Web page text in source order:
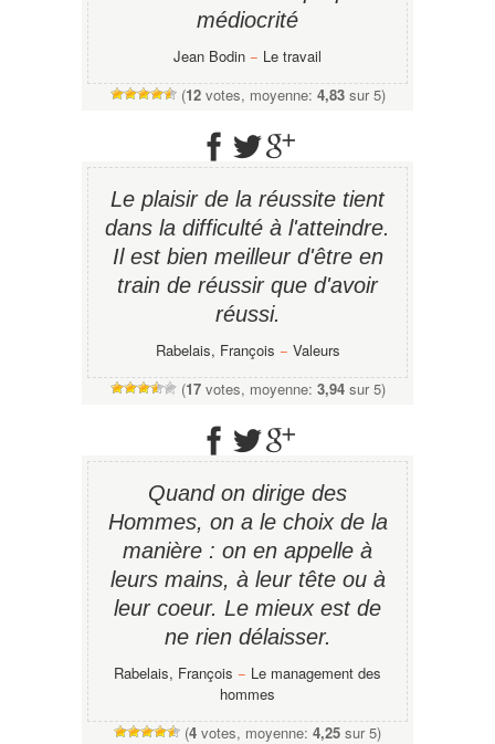
médiocrité
Jean Bodin − Le travail
(12votes, moyenne: 4,83sur 5)
Le plaisir de la réussite tient
dans la difficulté à l'atteindre.
Il est bien meilleur d'être en
train de réussir que d'avoir
réussi.
Rabelais, François − Valeurs
(17votes, moyenne: 3,94sur 5)
Quand on dirige des
Hommes, on a le choix de la
manière : on en appelle à
leurs mains, à leur tête ou à
leur coeur. Le mieux est de
ne rien délaisser.
Rabelais, François − Le management des
hommes
(4 votes, moyenne: 4,25 sur 5)